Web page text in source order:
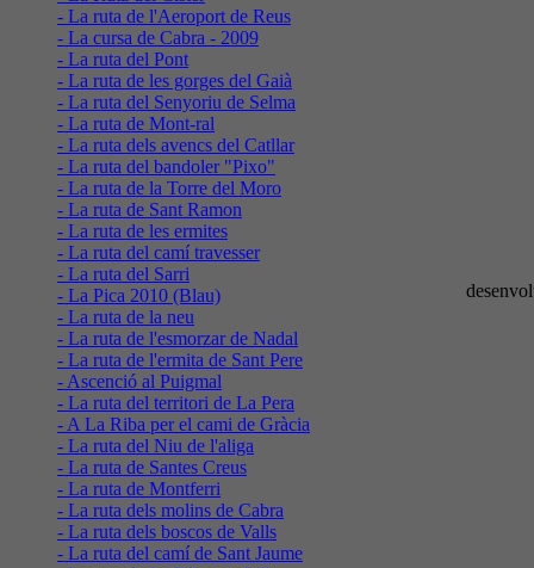
- La ruta de l'Aeroport de Reus
- La cursa de Cabra - 2009
- La ruta del Pont
- La ruta de les gorges del Gaià
- La ruta del Senyoriu de Selma
- La ruta de Mont-ral
- La ruta dels avencs del Catllar
- La ruta del bandoler "Pixo"
- La ruta de la Torre del Moro
- La ruta de Sant Ramon
- La ruta de les ermites
- La ruta del camí travesser
- La ruta del Sarri
- La Pica 2010 (Blau)
- La ruta de la neu
- La ruta de l'esmorzar de Nadal
- La ruta de l'ermita de Sant Pere
- Ascenció al Puigmal
- La ruta del territori de La Pera
- A La Riba per el cami de Gràcia
- La ruta del Niu de l'aliga
- La ruta de Santes Creus
- La ruta de Montferri
- La ruta dels molins de Cabra
- La ruta dels boscos de Valls
- La ruta del camí de Sant Jaume